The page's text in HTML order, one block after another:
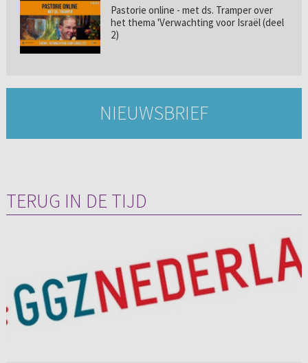
Pastorie online - met ds. Tramper over
het thema 'Verwachting voor Israël (deel
2)
NIEUWSBRIEF
TERUG IN DE TIJD